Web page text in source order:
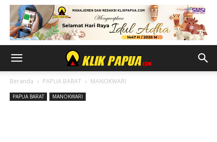
Beranda PAPUA BARAT MANOKWARI
PAPUA BARAT MANOKWARI